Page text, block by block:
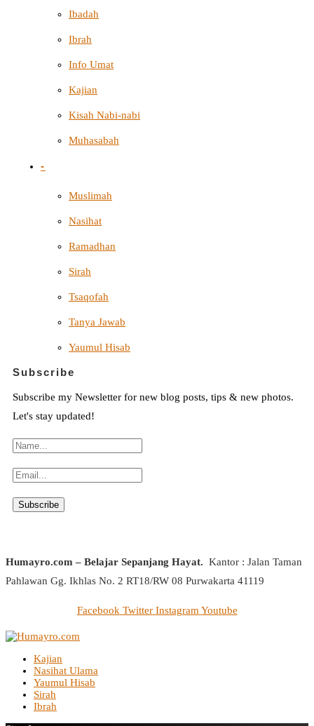
Ibadah
Ibrah
Info Umat
Kajian
Kisah Nabi-nabi
Muhasabah
-
Muslimah
Nasihat
Ramadhan
Sirah
Tsaqofah
Tanya Jawab
Yaumul Hisab
Subscribe
Subscribe my Newsletter for new blog posts, tips & new photos.
Let's stay updated!
Humayro.com – Belajar Sepanjang Hayat. Kantor : Jalan Taman
Pahlawan Gg. Ikhlas No. 2 RT18/RW 08 Purwakarta 41119
Facebook Twitter Instagram Youtube
Kajian
Nasihat Ulama
Yaumul Hisab
Sirah
Ibrah